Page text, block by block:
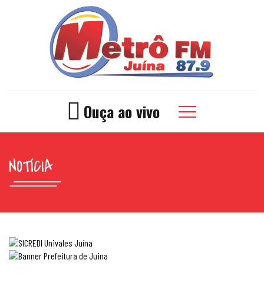
Ouça ao vivo
NOTÍCIA